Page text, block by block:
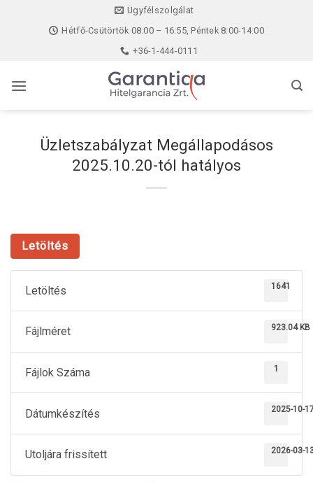
Ügyfélszolgálat
Hétfő-Csütörtök 08:00 – 16:55, Péntek 8:00-14:00
+36-1-444-0111
Üzletszabályzat Megállapodásos
2025.10.20-tól hatályos
Letöltés
Letöltés 1641
Fájlméret 923.04 KB
Fájlok Száma 1
Dátumkészítés 2025-10-
Utoljára frissített 2026-03-